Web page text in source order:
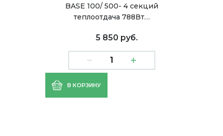
BASE 100/ 500- 4 секций
теплоотдача 788Вт…
5 850 руб.
В КОРЗИНУ